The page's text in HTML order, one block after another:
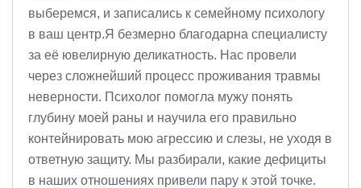
выберемся, и записались к семейному психологу
в ваш центр.Я безмерно благодарна специалисту
за её ювелирную деликатность. Нас провели
через сложнейший процесс проживания травмы
неверности. Психолог помогла мужу понять
глубину моей раны и научила его правильно
контейнировать мою агрессию и слезы, не уходя в
ответную защиту. Мы разбирали, какие дефициты
в наших отношениях привели пару к этой точке.